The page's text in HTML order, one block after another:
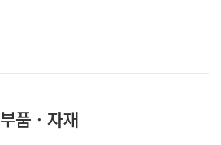
부품ㆍ자재